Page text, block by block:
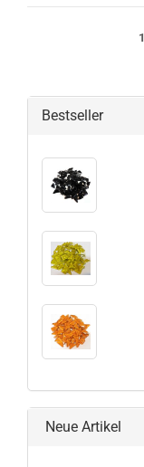
1
Bestseller
Neue Artikel